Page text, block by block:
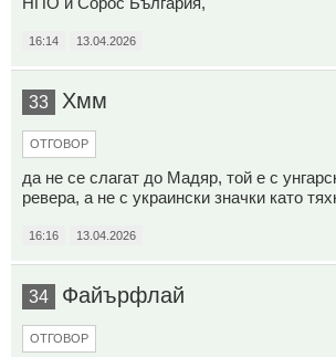
16:14 13.04.2026
33 Хмм
ОТГОВОР
да не се слагат до Мадяр, той е с
ревера, а не с украински значки като
16:16 13.04.2026
34 Файърфлай
ОТГОВОР